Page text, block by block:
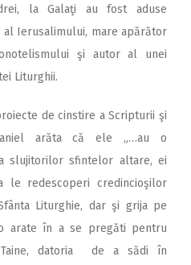
la Galaţi au fost aduse
al Ierusalimului, mare apărător
şi autor al unei
Liturghii.
de cinstire a Scripturii şi
arăta că ele „…au o
slujitorilor sfintelor altare, ei
le redescoperi credincioşilor
Liturghie, dar şi grija pe
arate în a se pregăti pentru
datoria de a sădi în